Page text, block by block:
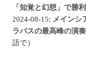
「知覚と幻想」で勝利
2024-08-15: メインシ
ラバスの最高峰の演
語で）